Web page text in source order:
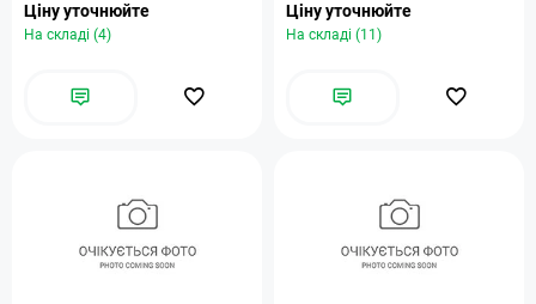
Ціну уточнюйте
На складі (4)
Ціну уточнюйте
На складі (11)